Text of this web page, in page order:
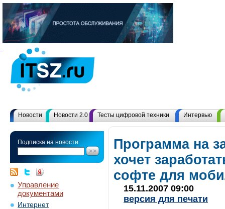
Новости Новости 2.0 Тесты цифровой техники Интервью
Подписка на новости:
Управление
документами
Интернет
Программа на
хочет
софте для
15.11.2007 09:00
версия для печати